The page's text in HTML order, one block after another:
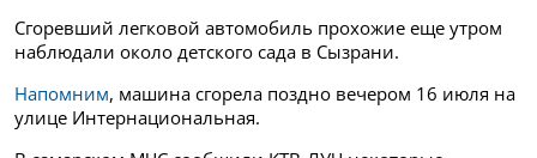
Сгоревший легковой автомобиль прохожие еще утром
наблюдали около детского сада в Сызрани.
Напомним, машина сгорела поздно вечером 16 июля на
улице Интернациональная.